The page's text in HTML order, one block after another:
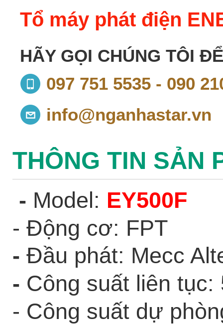
Tổ máy phát điện
HÃY GỌI CHÚNG TÔI
097 751 5535 - 090
info@nganhastar.vn
THÔNG TIN SẢN
- Model: EY500F
- Động cơ: FPT
- Đầu phát: Mecc
- Công suất liên tục:
- Công suất dự